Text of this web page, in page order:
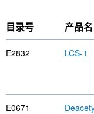
目录号 产品名
E2832 LCS-1
E0671